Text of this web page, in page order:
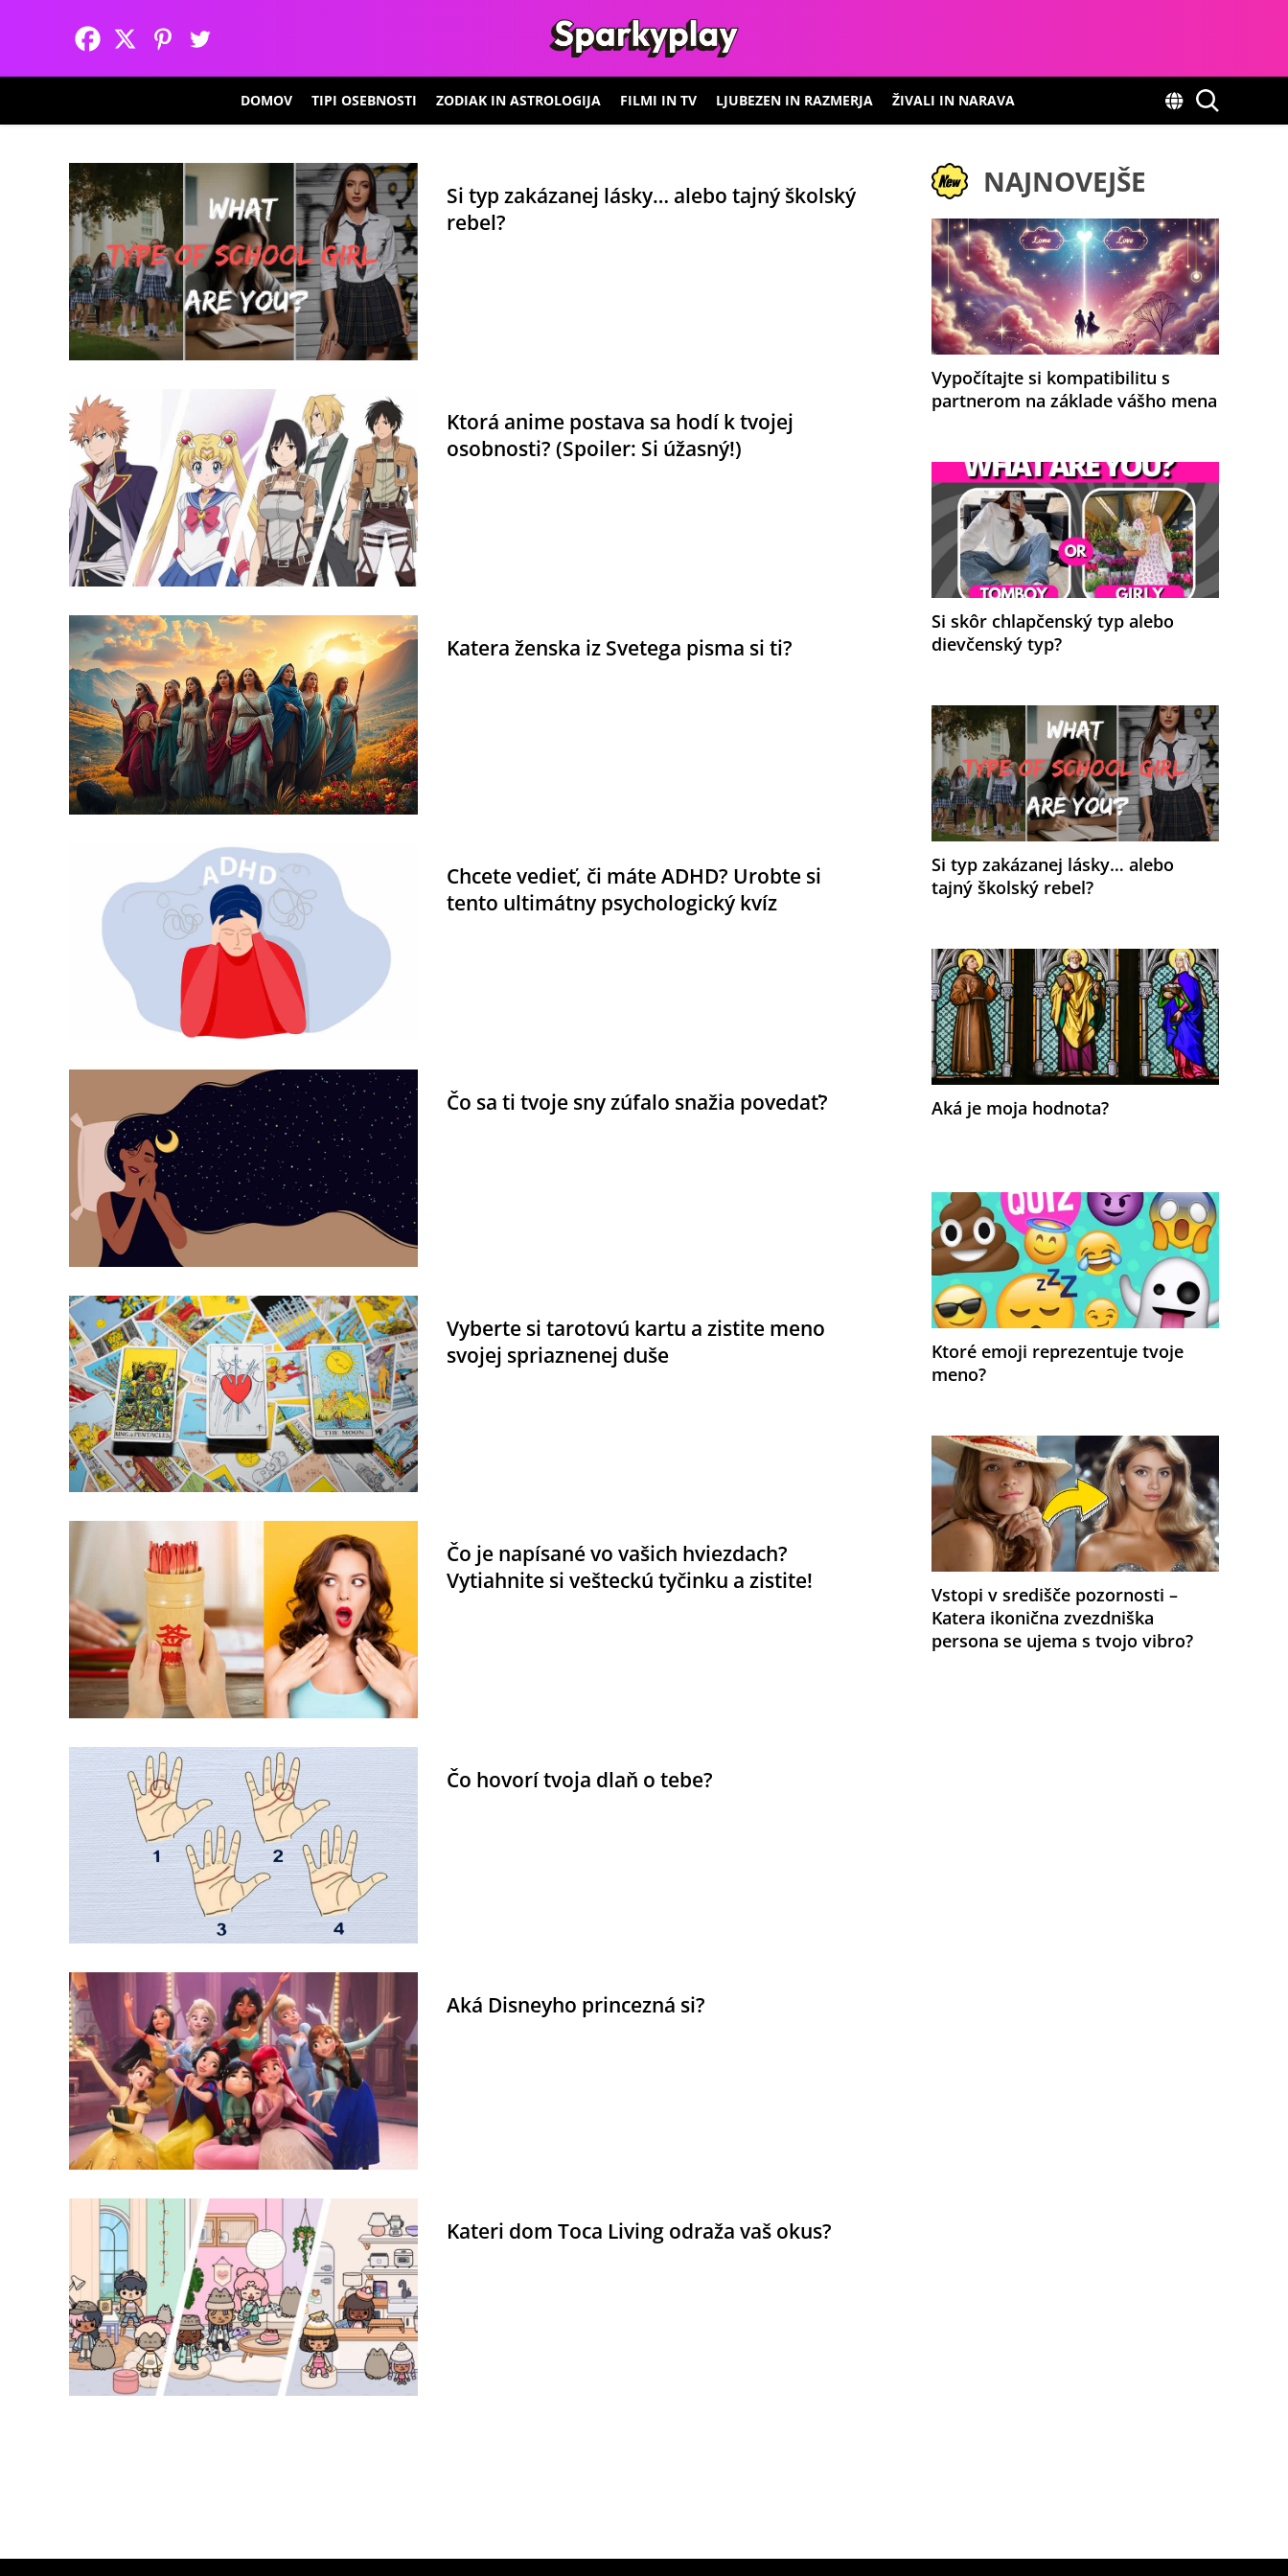
DOMOV TIPI OSEBNOSTI ZODIAK IN ASTROLOGIJA FILMI IN TV LJUBEZEN IN RAZMERJA ŽIVALI IN NARAVA
Si typ zakázanej lásky… alebo tajný školský
rebel?
Ktorá anime postava sa hodí k tvojej
osobnosti? (Spoiler: Si úžasný!)
Katera ženska iz Svetega pisma si ti?
Chcete vedieť, či máte ADHD? Urobte si
tento ultimátny psychologický kvíz
Čo sa ti tvoje sny zúfalo snažia povedať?
Vyberte si tarotovú kartu a zistite meno
svojej spriaznenej duše
Čo je napísané vo vašich hviezdach?
Vytiahnite si vešteckú tyčinku a zistite!
Čo hovorí tvoja dlaň o tebe?
Aká Disneyho princezná si?
Kateri dom Toca Living odraža vaš okus?
NAJNOVEJŠE
Vypočítajte si kompatibilitu s
partnerom na základe vášho mena
Si skôr chlapčenský typ alebo
dievčenský typ?
Si typ zakázanej lásky… alebo
tajný školský rebel?
Aká je moja hodnota?
Ktoré emoji reprezentuje tvoje
meno?
Vstopi v središče pozornosti –
Katera ikonična zvezdniška
persona se ujema s tvojo vibro?